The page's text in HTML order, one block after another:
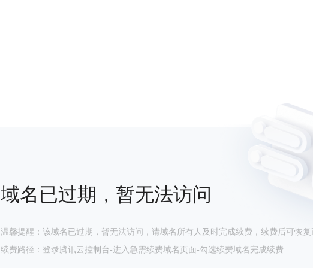
域名已过期，暂无法访问
温馨提醒：该域名已过期，暂无法访问，请域名所有人及时完成续费，续费后可恢复
续费路径：登录腾讯云控制台-进入急需续费域名页面-勾选续费域名完成续费